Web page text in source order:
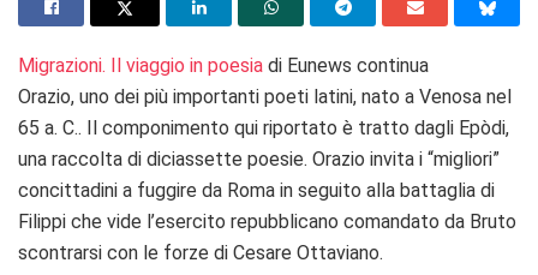
Migrazioni. Il viaggio in poesia di Eunews continua
Orazio, uno dei più importanti poeti latini, nato a Venosa nel
65 a. C.. Il componimento qui riportato è tratto dagli Epòdi,
una raccolta di diciassette poesie. Orazio invita i “migliori”
concittadini a fuggire da Roma in seguito alla battaglia di
Filippi che vide l’esercito repubblicano comandato da Bruto
scontrarsi con le forze di Cesare Ottaviano.